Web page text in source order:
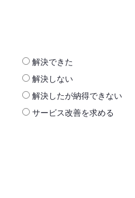
解決できた
解決しない
解決したが納得できない
サービス改善を求める